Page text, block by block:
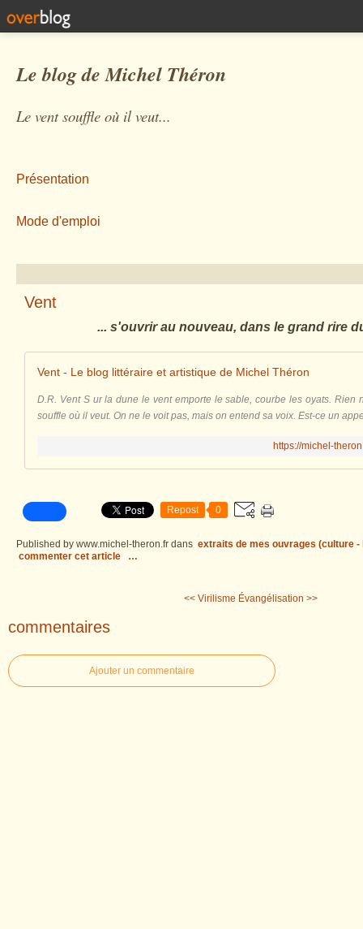
Le blog de Michel Théron
Le vent souffle où il veut...
Présentation
Mode d'emploi
Vent
... s'ouvrir au nouveau, dans le grand rire
Vent - Le blog littéraire et artistique de Michel Théron
D.R. Vent S ur la dune le vent emporte le sable, courbe les oyats. Rien
souffle où il veut. On ne le voit pas, mais on entend sa voix. Est-ce un
https://michel-
Repost 0
Published by www.michel-theron.fr dans extraits de mes ouvrages (culture
commenter cet article
…
<< Virilisme Évangélisation >>
commentaires
Ajouter un commentaire